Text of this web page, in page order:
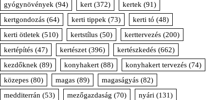
gyógynövények (94) kert (372) kertek (91)
kertgondozás (64) kerti tippek (73) kerti tó (48)
kerti ötletek (510) kertstílus (50) kerttervezés (200)
kertépítés (47) kertészet (396) kertészkedés (662)
kezdőknek (89) konyhakert (88) konyhakert tervezés (74)
közepes (80) magas (89) magaságyás (82)
medditerrán (53) mezőgazdaság (70) nyári (131)